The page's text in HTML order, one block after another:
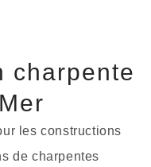
charpente
les constructions
de charpentes